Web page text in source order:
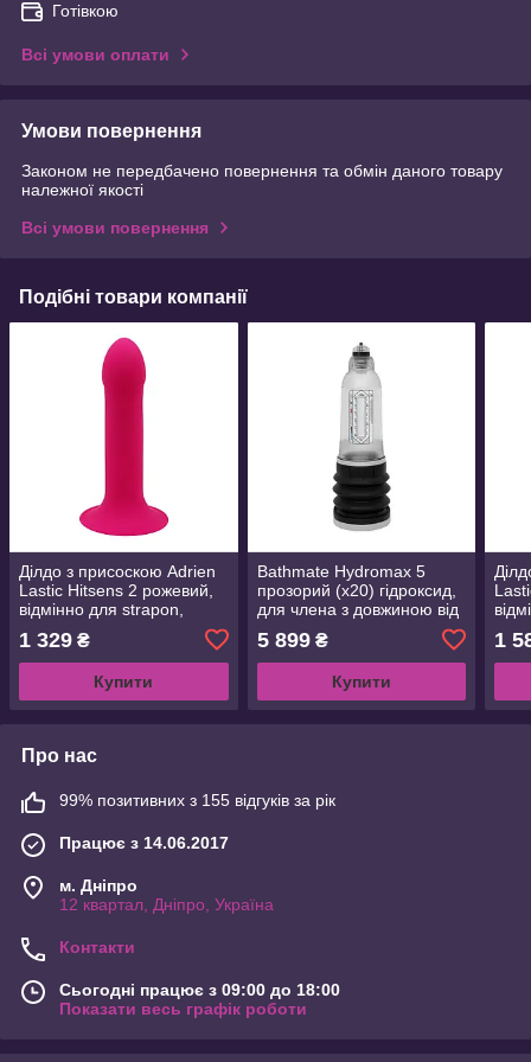
Готівкою
Всі умови оплати
Умови повернення
Законом не передбачено повернення та обмін даного товару
належної якості
Всі умови повернення
Подібні товари компанії
Ділдо з присоскою Adrien
Lastic Hitsens 2 рожевий,
відмінно для strapon,
максимальний діаметр 4
см, довжина 16,7 см
1 329 ₴
Купити
Bathmate Hydromax 5
прозорий (x20) гідроксид,
для члена з довжиною від
7,5 до 12,5 см, діаметр до
4,5 см
5 899₴
Купити
1
Про нас
99% позитивних з 155 відгуків за рік
Працює з 14.06.2017
м. Дніпро
12 квартал, Дніпро, Україна
Контакти
Сьогодні працює з 09:00 до 18:00
Показати весь графік роботи